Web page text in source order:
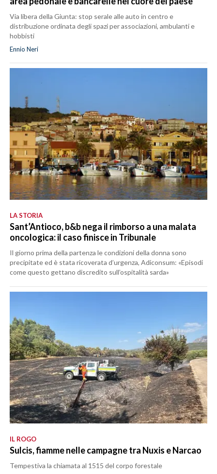
Via libera della Giunta: stop serale alle auto in centro e
distribuzione ordinata degli spazi per associazioni, ambulanti e
hobbisti
Ennio Neri
LA STORIA
Sant’Antioco, b&b nega il rimborso a una malata
oncologica: il caso finisce in Tribunale
Il giorno prima della partenza le condizioni della donna sono
precipitate ed è stata ricoverata d’urgenza, Adiconsum: «Episodi
come questo gettano discredito sull’ospitalità sarda»
IL ROGO
Sulcis, fiamme nelle campagne tra Nuxis e Narcao
Tempestiva la chiamata al 1515 del corpo forestale